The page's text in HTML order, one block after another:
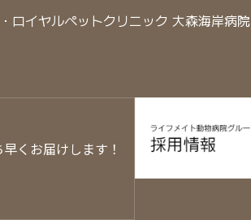
・ロイヤルペットクリニック 大森海岸病院
くお届けします！